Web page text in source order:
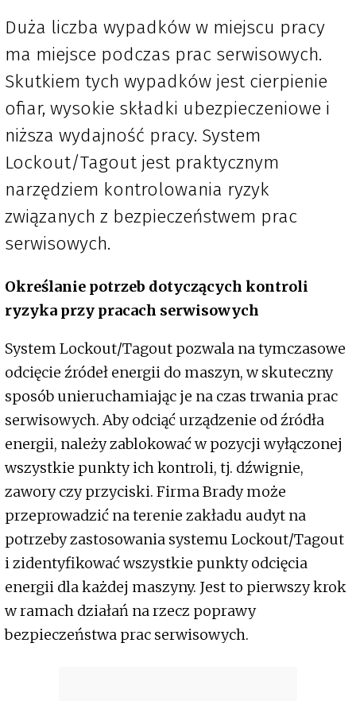
Duża liczba wypadków w miejscu pracy
ma miejsce podczas prac serwisowych.
Skutkiem tych wypadków jest cierpienie
ofiar, wysokie składki ubezpieczeniowe i
niższa wydajność pracy. System
Lockout/Tagout jest praktycznym
narzędziem kontrolowania ryzyk
związanych z bezpieczeństwem prac
serwisowych.
Określanie potrzeb dotyczących kontroli
ryzyka przy pracach serwisowych
System Lockout/Tagout pozwala na tymczasowe
odcięcie źródeł energii do maszyn, w skuteczny
sposób unieruchamiając je na czas trwania prac
serwisowych. Aby odciąć urządzenie od źródła
energii, należy zablokować w pozycji wyłączonej
wszystkie punkty ich kontroli, tj. dźwignie,
zawory czy przyciski. Firma Brady może
przeprowadzić na terenie zakładu audyt na
potrzeby zastosowania systemu Lockout/Tagout
i zidentyfikować wszystkie punkty odcięcia
energii dla każdej maszyny. Jest to pierwszy krok
w ramach działań na rzecz poprawy
bezpieczeństwa prac serwisowych.